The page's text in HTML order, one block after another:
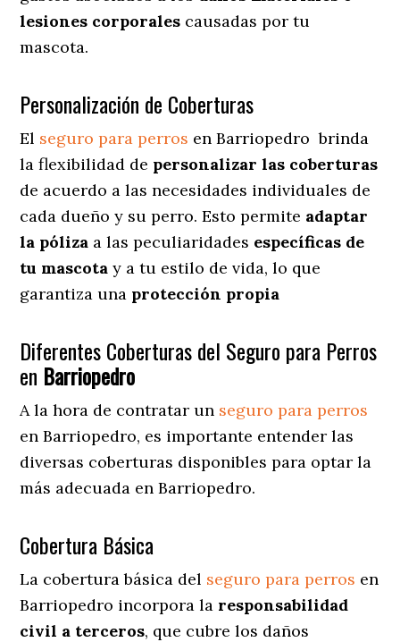
lesiones corporales causadas por tu
mascota.
Personalización de Coberturas
El seguro para perros en Barriopedro brinda
la flexibilidad de personalizar las coberturas
de acuerdo a las necesidades individuales de
cada dueño y su perro. Esto permite adaptar
la póliza a las peculiaridades específicas de
tu mascota y a tu estilo de vida, lo que
garantiza una protección propia
Diferentes Coberturas del Seguro para Perros
en Barriopedro
A la hora de contratar un seguro para perros
en Barriopedro, es importante entender las
diversas coberturas disponibles para optar la
más adecuada en Barriopedro.
Cobertura Básica
La cobertura básica del seguro para perros en
Barriopedro incorpora la responsabilidad
civil a terceros, que cubre los daños